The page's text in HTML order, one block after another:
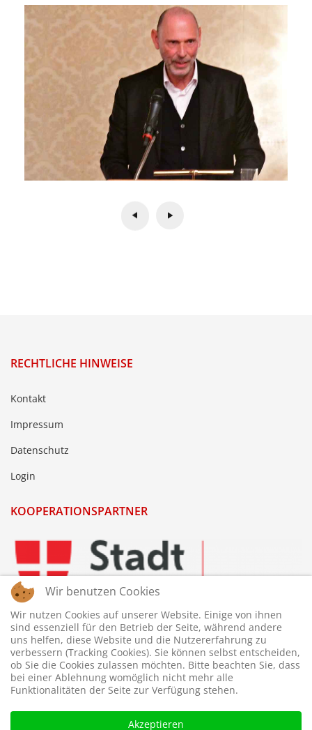
RECHTLICHE HINWEISE
Kontakt
Impressum
Datenschutz
Login
KOOPERATIONSPARTNER
Wir benutzen Cookies
Wir nutzen Cookies auf unserer Website. Einige von ihnen
sind essenziell für den Betrieb der Seite, während andere
uns helfen, diese Website und die Nutzererfahrung zu
verbessern (Tracking Cookies). Sie können selbst entscheiden,
ob Sie die Cookies zulassen möchten. Bitte beachten Sie, dass
bei einer Ablehnung womöglich nicht mehr alle
Funktionalitäten der Seite zur Verfügung stehen.
Akzeptieren